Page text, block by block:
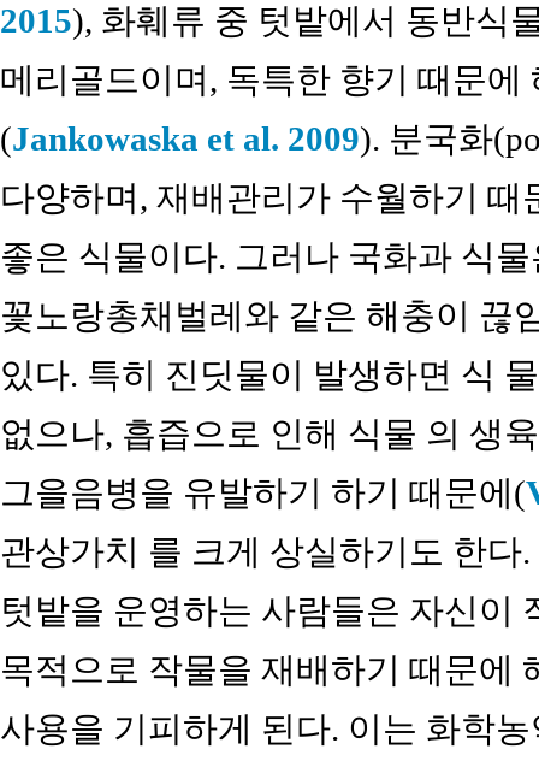
2015), 화훼류 중 텃밭에서 동반식
메리골드이며, 독특한 향기 때문
(Jankowaska et al. 2009). 분국화
다양하며, 재배관리가 수월하기
좋은 식물이다. 그러나 국화과 식
꽃노랑총채벌레와 같은 해충이 끊
있다. 특히 진딧물이 발생하면 식
없으나, 흡즙으로 인해 식물 의 생
그을음병을 유발하기 하기 때문에(
관상가치 를 크게 상실하기도 한다.
텃밭을 운영하는 사람들은 자신이
목적으로 작물을 재배하기 때문에
사용을 기피하게 된다. 이는 화학